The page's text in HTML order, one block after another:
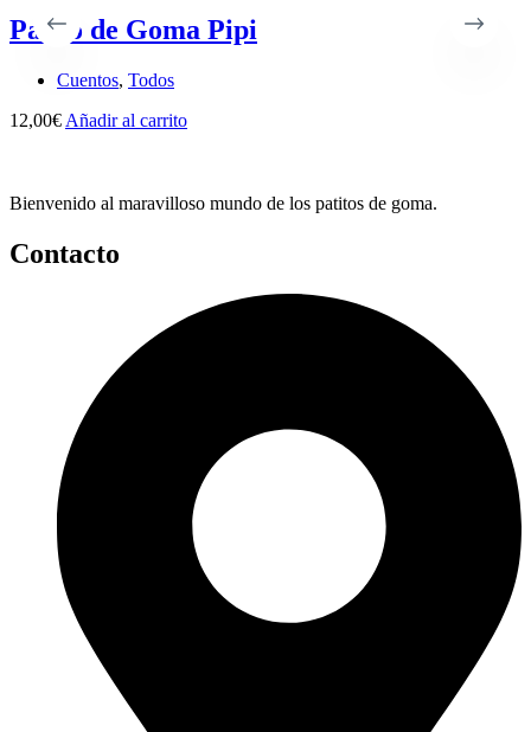
Patito de Goma Pipi
Cuentos, Todos
12,00€ Añadir al carrito
Bienvenido al maravilloso mundo de los patitos de goma.
Contacto